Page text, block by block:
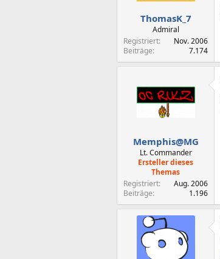
ThomasK_7
Admiral
Registriert
Nov. 2006
Beiträge
7.174
Memphis@MG
Lt. Commander
Ersteller dieses
Themas
Registriert
Aug. 2006
Beiträge
1.196